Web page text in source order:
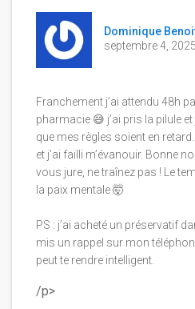
Dominique
septembre 4,
Franchement j’ai attendu 48h
pharmacie 😅 j’ai pris la pilule
que mes règles soient en
et j’ai failli m’évanouir. Bonne
vous jure, ne traînez pas ! Le
la paix mentale 🤯
PS : j’ai acheté un préservatif
mis un rappel sur mon
peut te rendre intelligent.
/p>